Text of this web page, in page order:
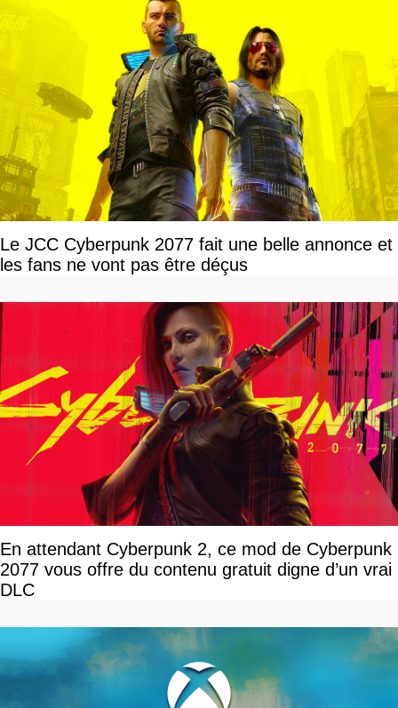
Le JCC Cyberpunk 2077 fait une belle annonce et
les fans ne vont pas être déçus
En attendant Cyberpunk 2, ce mod de Cyberpunk
2077 vous offre du contenu gratuit digne d’un vrai
DLC